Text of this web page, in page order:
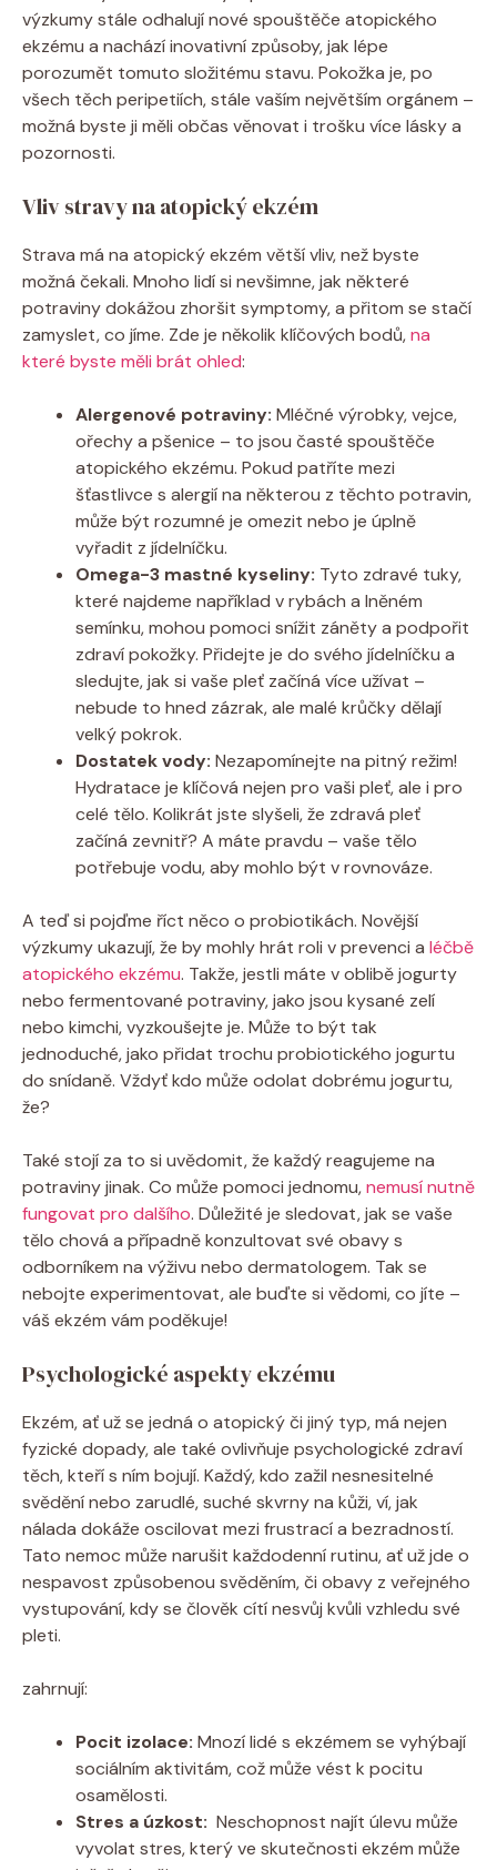
výzkumy stále odhalují⁤ nové spouštěče ⁢atopického
ekzému a nachází‍ inovativní způsoby, jak‌ lépe
porozumět ‍tomuto složitému ⁢stavu. ‌Pokožka je, po‍
všech těch peripetiích,⁤ stále vaším největším orgánem ⁢–
možná byste ji měli ⁣občas věnovat i trošku ⁤více lásky a​
pozornosti.
Vliv stravy na atopický ekzém
Strava má ⁢na⁤ atopický ekzém větší vliv, ‌než byste⁢
možná⁤ čekali.⁢ Mnoho⁣ lidí ⁤si nevšimne, jak některé
potraviny dokážou ‌zhoršit ⁣symptomy, a přitom se stačí
zamyslet, co jíme. Zde je⁣ několik klíčových bodů,na
které byste měli brát ohled:
Alergenové potraviny: Mléčné výrobky, ​vejce,
ořechy a⁢ pšenice⁣ – to ⁣jsou časté spouštěče
atopického ekzému. Pokud patříte mezi
šťastlivce s alergií ‌na ⁢některou z těchto potravin,
může být rozumné je omezit nebo je úplně
vyřadit z⁢ jídelníčku.
Omega-3 mastné kyseliny: Tyto zdravé tuky,
které najdeme například v rybách a ‌lněném
semínku, mohou pomoci snížit záněty ‌a podpořit
zdraví pokožky. Přidejte je⁢ do svého jídelníčku a
sledujte, jak ⁣si vaše pleť začíná více užívat –
nebude⁣ to hned zázrak, ale malé‌ krůčky dělají
velký pokrok.
Dostatek ‍vody: Nezapomínejte ‍na‍ pitný režim!
⁢Hydratace je klíčová ​nejen pro vaši pleť, ale​ i ​pro
celé ‌tělo. Kolikrát jste slyšeli, že zdravá pleť
začíná‍ zevnitř? A ⁤máte pravdu – vaše tělo⁢
potřebuje vodu, aby mohlo⁤ být v‍ rovnováze.
A‌ teď si pojďme říct⁤ něco ⁤o ⁤probiotikách. Novější
výzkumy ukazují, že⁣ by mohly hrát roli v prevenci a⁣ léčbě
atopického ⁤ekzému. Takže, jestli ​máte v oblibě jogurty
nebo fermentované potraviny, jako jsou kysané ​zelí
nebo kimchi, vyzkoušejte je. Může ⁤to​ být⁣ tak
jednoduché, ‌jako přidat trochu probiotického jogurtu
do⁤ snídaně. Vždyť kdo může‌ odolat ⁢dobrému jogurtu,
⁤že?
Také stojí za to⁤ si uvědomit,‌ že ​každý reagujeme na
potraviny jinak.⁤ Co ​může pomoci jednomu,nemusí nutně
fungovat pro dalšího. Důležité je sledovat, jak ​se ​vaše ​
tělo chová a⁤ případně konzultovat své obavy s⁣
odborníkem​ na výživu nebo dermatologem. Tak se
nebojte experimentovat, ale buďte si vědomi, co jíte –
váš ekzém vám poděkuje!
Psychologické aspekty ekzému
Ekzém, ať už ⁤se jedná o atopický či jiný⁣ typ, má nejen
‌fyzické​ dopady, ale také ovlivňuje psychologické⁤ zdraví
těch, kteří‍ s ním bojují.⁢ Každý, kdo ‌zažil nesnesitelné
svědění nebo ⁣zarudlé, suché skvrny na kůži, ⁤ví, jak‍
nálada dokáže oscilovat mezi ​frustrací a bezradností.⁤
Tato nemoc může narušit každodenní⁢ rutinu, ať už jde o
nespavost způsobenou⁤ svěděním, či obavy z veřejného⁣
vystupování, kdy ⁢se ⁤člověk cítí nesvůj kvůli vzhledu své‌
pleti.
zahrnují:
Pocit izolace: Mnozí ⁣lidé s ekzémem ‍se vyhýbají⁣
sociálním ‌aktivitám, což může vést‍ k pocitu
osamělosti.
Stres a úzkost: ‌ Neschopnost najít‍ úlevu ‌může
vyvolat stres, který ve skutečnosti ekzém může